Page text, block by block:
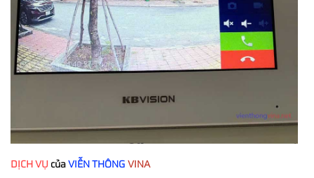
DỊCH VỤcủaVIỄN THÔNGVINA